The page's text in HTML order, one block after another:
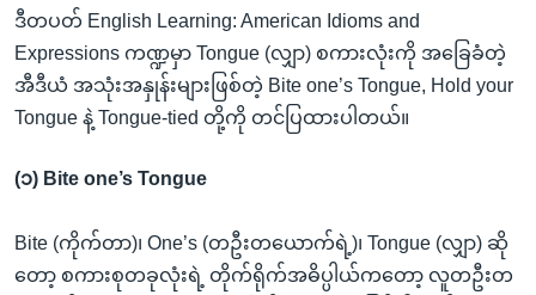
ရန်
ရှာဖွေ
ရန်
နေရာ
ကျော်
ဒီတပတ် English Learning: American Idioms and
Expressions ကဏ္ဍမှာ Tongue (လျှာ) စကားလုံးကို အခြေခံတဲ့
အီဒီယံ အသုံးအနှုန်းများဖြစ်တဲ့ Bite one’s Tongue, Hold your
Tongue နဲ့ Tongue-tied တို့ကို တင်ပြထားပါတယ်။
(၁) Bite one’s Tongue
Bite (ကိုက်တာ)၊ One’s (တဦးတယောက်ရဲ့)၊ Tongue (လျှာ) ဆို
တော့ စကားစုတခုလုံးရဲ့ တိုက်ရိုက်အဓိပ္ပါယ်ကတော့ လူတဦးတ